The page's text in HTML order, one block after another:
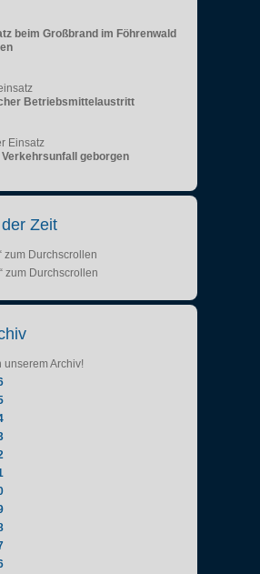
beim Großbrand im Föhrenwald
Betriebsmittelaustritt
Einsatz
Verkehrsunfall geborgen
Zeit
zum Durchscrollen
zum Durchscrollen
unserem Archiv!